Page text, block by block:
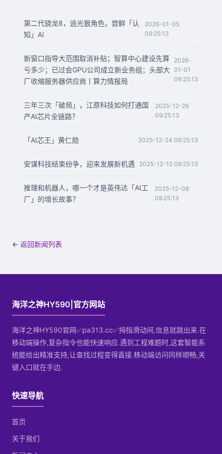
第二代骁龙8，追光狠角色，尝鲜「认
知」AI
2026-01-05
09:25:13
新窗口指导大范围取消补贴；智算中心建设先算
亏多少；已过会GPU公司成立新业务组；头部大
厂收缩服务器供应商丨算力情报局
2026-
01-01
09:25:13
三年三次「破局」，江原科技如何打通国
产AI芯片全链路？
2025-12-26
09:25:13
「AI芯王」黄仁勋 2025-12-24 09:25:13
安谋科技结束纷争，迎来发展新机遇 2025-12-15 09:25:13
推理和机器人，哪一个才是英伟达「AI工
厂」的增长故事？
2025-12-08
09:25:13
← 返回新闻列表
海洋之神HY590|官方网站
海洋之神HY590官网✅pa313.cc✅拇指滑动间,信息就跳出来.在
移动端操作,复杂指令也能快速响应.遇到工程难题时,这套智能系
统能给出精准支持,让查找过程变得直接.移动端访问同样顺畅,关
键入口就在手边.
快速导航
首页
关于我们